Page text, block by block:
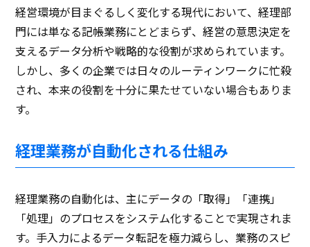
経営環境が目まぐるしく変化する現代において、経理部
門には単なる記帳業務にとどまらず、経営の意思決定を
支えるデータ分析や戦略的な役割が求められています。
しかし、多くの企業では日々のルーティンワークに忙殺
され、本来の役割を十分に果たせていない場合もありま
す。
経理業務が自動化される仕組み
経理業務の自動化は、主にデータの「取得」「連携」
「処理」のプロセスをシステム化することで実現されま
す。手入力によるデータ転記を極力減らし、業務のスピ